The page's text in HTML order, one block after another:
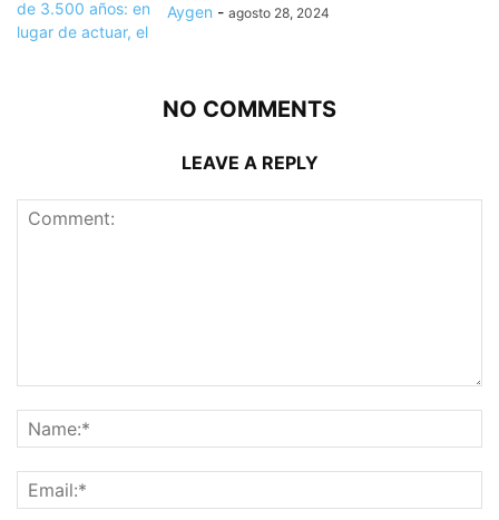
Aygen - agosto 28, 2024
NO COMMENTS
LEAVE A REPLY